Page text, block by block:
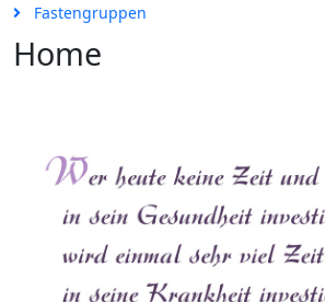
Fastengruppen
Home